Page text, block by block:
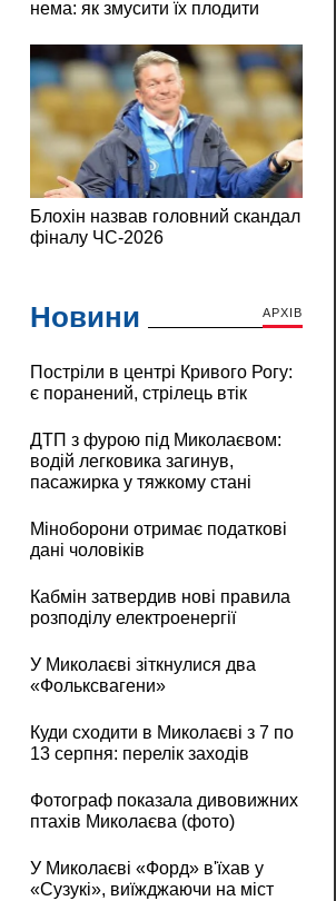
Новини АРХІВ
Постріли в центрі Кривого Рогу:
є поранений, стрілець втік
ДТП з фурою під Миколаєвом:
водій легковика загинув,
пасажирка у тяжкому стані
Міноборони отримає податкові
дані чоловіків
Кабмін затвердив нові правила
розподілу електроенергії
У Миколаєві зіткнулися два
«Фольксвагени»
Куди сходити в Миколаєві з 7 по
13 серпня: перелік заходів
Фотограф показала дивовижних
птахів Миколаєва (фото)
У Миколаєві «Форд» в'їхав у
«Сузукі», виїжджаючи на міст